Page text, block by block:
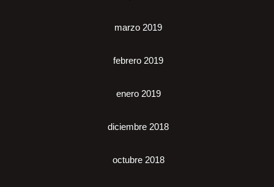
marzo 2019
febrero 2019
enero 2019
diciembre 2018
octubre 2018